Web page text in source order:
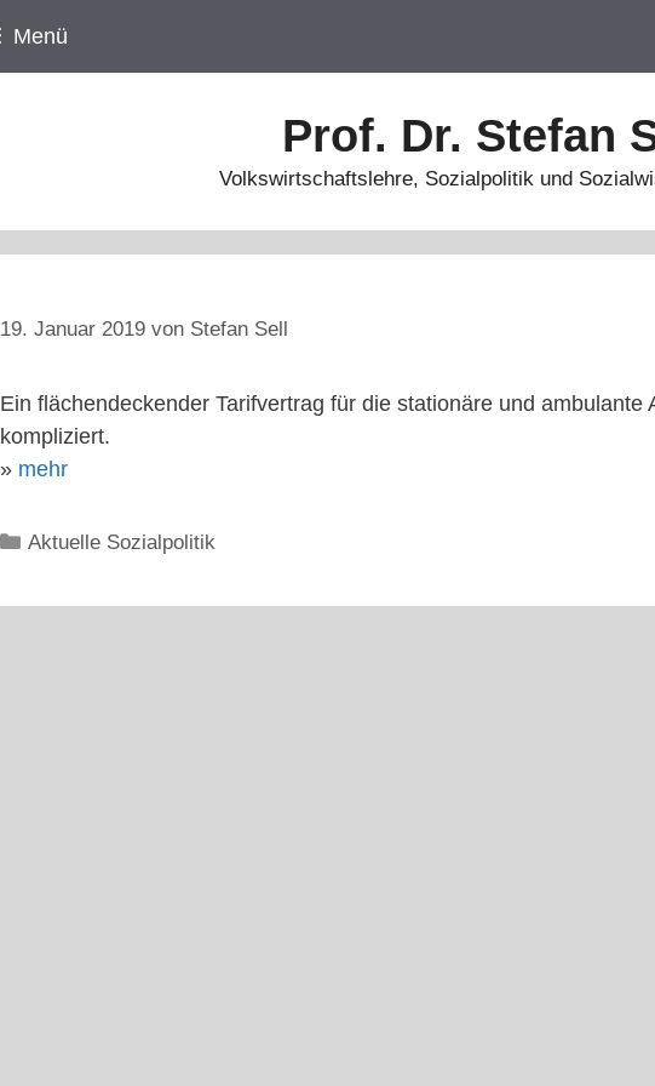
Menü
Prof. Dr. Stefan
Volkswirtschaftslehre, Sozialpolitik und
19. Januar 2019 von Stefan Sell
Ein flächendeckender Tarifvertrag für die stationäre und ambulante
kompliziert.
» mehr
Kategorien
Aktuelle Sozialpolitik